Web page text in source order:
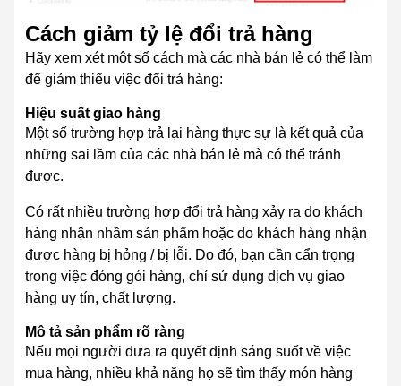
Cách giảm tỷ lệ đổi trả hàng
Hãy xem xét một số cách mà các nhà bán lẻ có thể làm
để giảm thiểu việc đổi trả hàng:
Hiệu suất giao hàng
Một số trường hợp trả lại hàng thực sự là kết quả của
những sai lầm của các nhà bán lẻ mà có thể tránh
được.
Có rất nhiều trường hợp đổi trả hàng xảy ra do khách
hàng nhận nhầm sản phẩm hoặc do khách hàng nhận
được hàng bị hỏng / bị lỗi. Do đó, bạn cần cẩn trọng
trong việc đóng gói hàng, chỉ sử dụng dịch vụ giao
hàng uy tín, chất lượng.
Mô tả sản phẩm rõ ràng
Nếu mọi người đưa ra quyết định sáng suốt về việc
mua hàng, nhiều khả năng họ sẽ tìm thấy món hàng